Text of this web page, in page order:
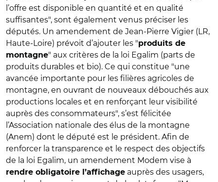
l’offre est disponible en quantité et en qualité
suffisantes", sont également venus préciser les
députés. Un amendement de Jean-Pierre Vigier (LR,
Haute-Loire) prévoit d’ajouter les "produits de
montagne" aux critères de la loi Egalim (parts de
produits durables et bio). Ce qui constitue "une
avancée importante pour les filières agricoles de
montagne, en ouvrant de nouveaux débouchés aux
productions locales et en renforçant leur visibilité
auprès des consommateurs", s’est félicitée
l’Association nationale des élus de la montagne
(Anem) dont le député est le président. Afin de
renforcer la transparence et le respect des objectifs
de la loi Egalim, un amendement Modem vise à
rendre obligatoire l’affichage auprès des usagers,